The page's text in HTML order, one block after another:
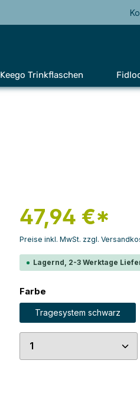
Keego Trinkflaschen
47,94 €*
Preise inkl. MwSt. zzgl.
Lagernd, 2-3 Werktage
Farbe
Tragesystem schwarz
Produkt Anzahl: